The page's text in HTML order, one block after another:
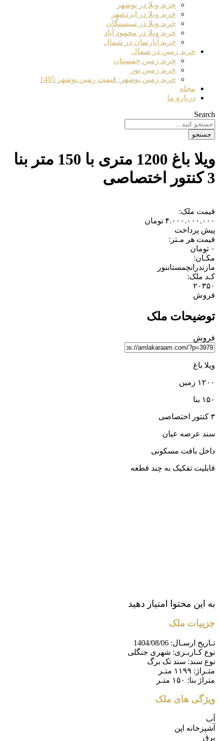
خرید ویلا در نوشهر
خرید ویلا در ایزدشهر
خرید ویلا در سیسنگان
خرید ویلا در محمود آباد
خرید آپارتمان در شمال
خرید زمین در شمال
خرید زمین چمستان
خرید زمین نور
خرید زمین نوشهر: قیمت زمین نوشهر 1405
مجله
درباره ما
Search
جستجو
ویلا باغ 1200 متری با 150 متر بنا
3 کنتور اختصاصی
قیمت ملک:
۴.۰۰۰.۰۰۰.۰۰۰ تومان
پیش پرداخت
قیمت هر مـتر:
۰ تومان
مکـان:
مازندرانچمستاننور
کـد ملک:
۲۰۳۵۰
فروش
توضیحات ملک
فروش
ویلا باغ
۱۲۰۰ زمین
۱۵۰ بنا
۳ کنتور اختصاصی
سند عرصه عیان
داخل بافت مسکونی
قابلیت تفکیک به چند قطعه
به این محتوا امتیاز دهید
جزییات ملک
تـاریخ ارسـال: 1404/08/06
نوع کـاربـری: شهری جنگلی
نوع سند: سند تک برگ
متـراژ: ۱۱۹۹ متـر
متراژ بنا: ۱۵۰ متـر
ویژگی های ملک
آب
آشپزخانه اپن
برق